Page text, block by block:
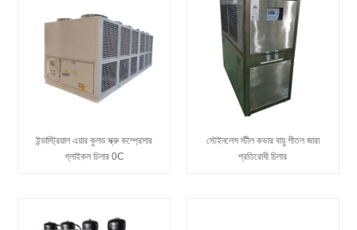
ইন্ডাস্ট্রিয়াল এয়ার কুলড স্ক্রু কম্প্রেসার
গ্লাইকল চিলার 0C
স্টেইনলেস স্টীল কভার বায়ু শীতল জারা
প্রতিরোধী চিলার